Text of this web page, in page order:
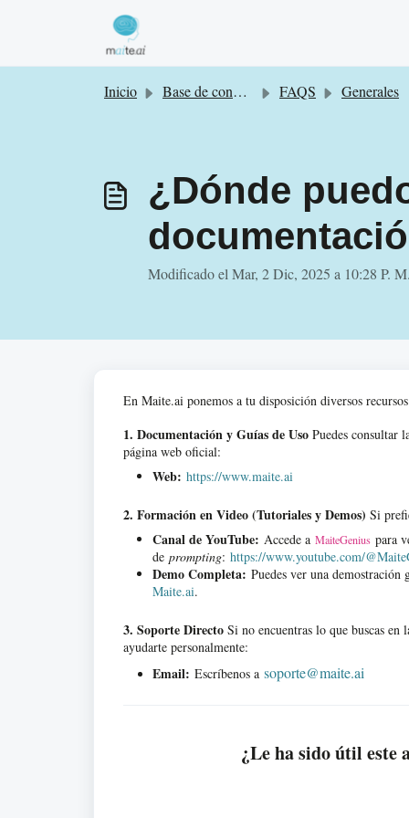
Inicio Base de conocimientos FAQS Generales
¿Dónde
Modificado el Mar, 2 Dic, 2025 a 10:28 P. M.
En Maite.ai ponemos a tu disposición diversos
1. Documentación y Guías de Uso Puedes consultar
página web oficial:
Web: https://www.maite.ai
2. Formación en Video (Tutoriales y Demos) Si
Canal de YouTube: Accede a MaiteGenius para
de prompting: https://www.youtube.com/
Demo Completa: Puedes ver una demostración
Maite.ai.
3. Soporte Directo Si no encuentras lo que buscas
ayudarte personalmente:
Email: Escríbenos a soporte@maite.ai
¿Le ha sido útil este